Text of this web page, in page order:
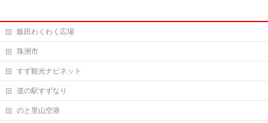
飯田わくわく広場
珠洲市
すず観光ナビネット
道の駅すずなり
のと里山空港